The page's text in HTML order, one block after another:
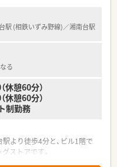
ます。
得実績が多数あり、働きやす
需し、さらに在宅（精神科主
トレスが少なく、雨の日な
制度が充実しており、薬剤師
駅 (相鉄いずみ野線)／湘南台駅
る
憩60分）
60分）
制勤務
より徒歩4分と、ビル1階で
ストアです。